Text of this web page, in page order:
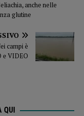
anche nelle
glutine
campi è
e VIDEO